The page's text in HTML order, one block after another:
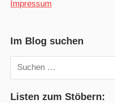
Impressum
Im Blog suchen
Suchen
nach:
Listen zum Stöbern: